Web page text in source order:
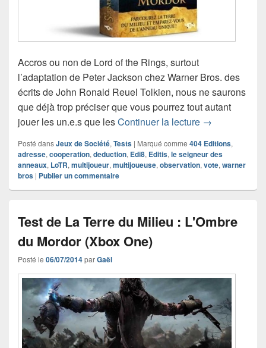
Accros ou non de Lord of the Rings, surtout
l’adaptation de Peter Jackson chez Warner Bros. des
écrits de John Ronald Reuel Tolkien, nous ne saurons
que déjà trop préciser que vous pourrez tout autant
jouer les un.e.s que lesContinuer la lecture Chronique jeu
→
Posté dansJeux de Société, Tests | Marqué comme 404 Editions,
adresse, cooperation, deduction, Edi8, Editis, le seigneur des
anneaux, LoTR, multijoueur, multijoueuse, observation, vote, warner
bros | Publier un commentaire
Test de La Terre du Milieu : L'Ombre
du Mordor (Xbox One)
Posté le 06/07/2014parGaël